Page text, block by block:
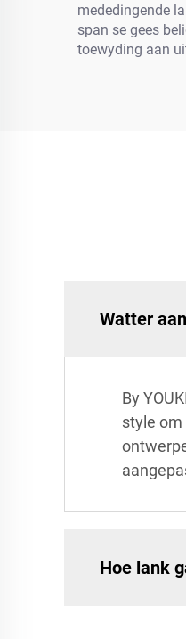
mededingende
span se gees
toewyding aan
Watter
By
style om
Hoe lank